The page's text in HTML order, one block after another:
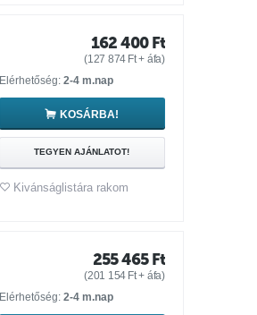
162 400 Ft
(127 874 Ft+ áfa)
Elérhetőség: 2-4 m.nap
KOSÁRBA!
TEGYEN AJÁNLATOT!
Kivánságlistára rakom
255 465 Ft
(201 154 Ft+ áfa)
Elérhetőség: 2-4 m.nap